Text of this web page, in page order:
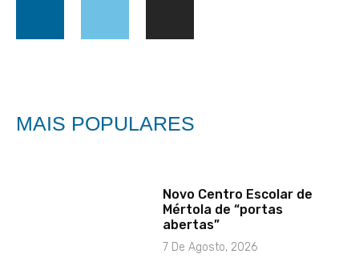
MAIS POPULARES
Novo Centro Escolar de
Mértola de “portas
abertas”
7 De Agosto, 2026